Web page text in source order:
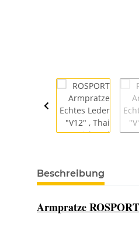
weitere Registerkarten
Beschreibung
Armpratze